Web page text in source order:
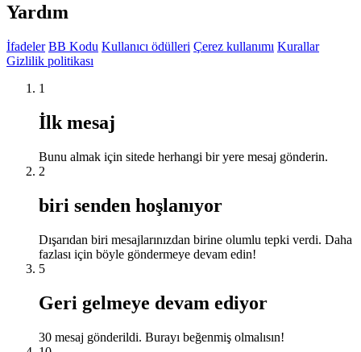
Yardım
İfadeler BB Kodu Kullanıcı ödülleri Çerez kullanımı Kurallar
Gizlilik politikası
1
İlk mesaj
Bunu almak için sitede herhangi bir yere mesaj gönderin.
2
biri senden hoşlanıyor
Dışarıdan biri mesajlarınızdan birine olumlu tepki verdi. Daha
fazlası için böyle göndermeye devam edin!
5
Geri gelmeye devam ediyor
30 mesaj gönderildi. Burayı beğenmiş olmalısın!